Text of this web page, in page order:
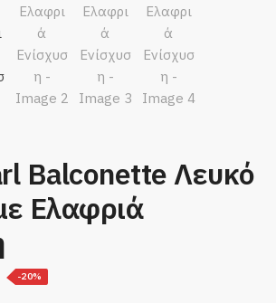
Balconette Λευκό
Ελαφριά
Η
-20%